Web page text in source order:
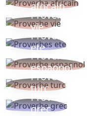
africain
Proverbe
vie
Proverbes
ete
Proverbe
espagnol
Proverbe
turc
Proverbe
grec